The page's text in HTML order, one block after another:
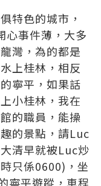
特色的城市，
事件薄，大多
灣，為的都是
上桂林，相反
寧平，如果話
小桂林，我在
的職員，能操
的景點，請Luc
清早就被Luc炒
只係0600)，坐
寧平遊蹤，車程